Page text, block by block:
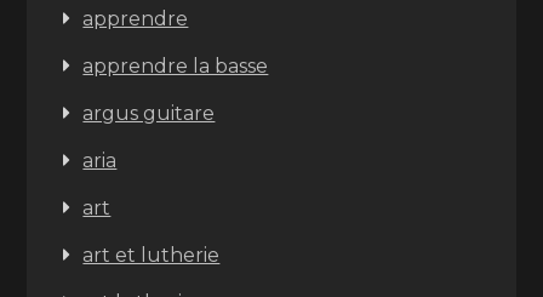
apprendre
apprendre la basse
argus guitare
aria
art
art et lutherie